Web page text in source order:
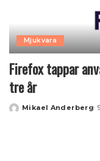
Mjukvara
Firefox tappar
tre år
Posted
Mikael Anderberg